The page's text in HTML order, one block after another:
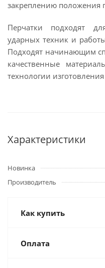
закреплению положения
Перчатки подходят
ударных техник и
Подходят начинающим
качественные
технологии
Характеристики
Новинка
Производитель
Как купить
Оплата